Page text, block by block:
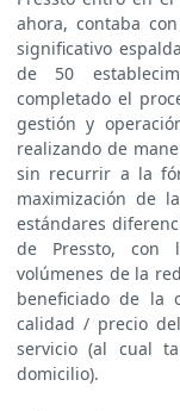
ahora, contaba
significativo
de 50
completado el
gestión y
realizando de
sin recurrir a la
maximización de
estándares
de Pressto, con
volúmenes de la
beneficiado de la
calidad / precio
servicio (al cual
domicilio).